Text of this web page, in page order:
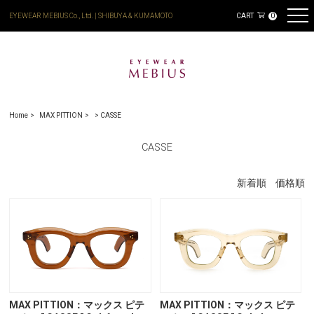
EYEWEAR MEBIUS Co., Ltd. | SHIBUYA & KUMAMOTO CART 0
Home MAX PITTION > CASSE
CASSE
新着順 価格順
MAX PITTION：マックス ピテ
MAX PITTION：マックス ピテ